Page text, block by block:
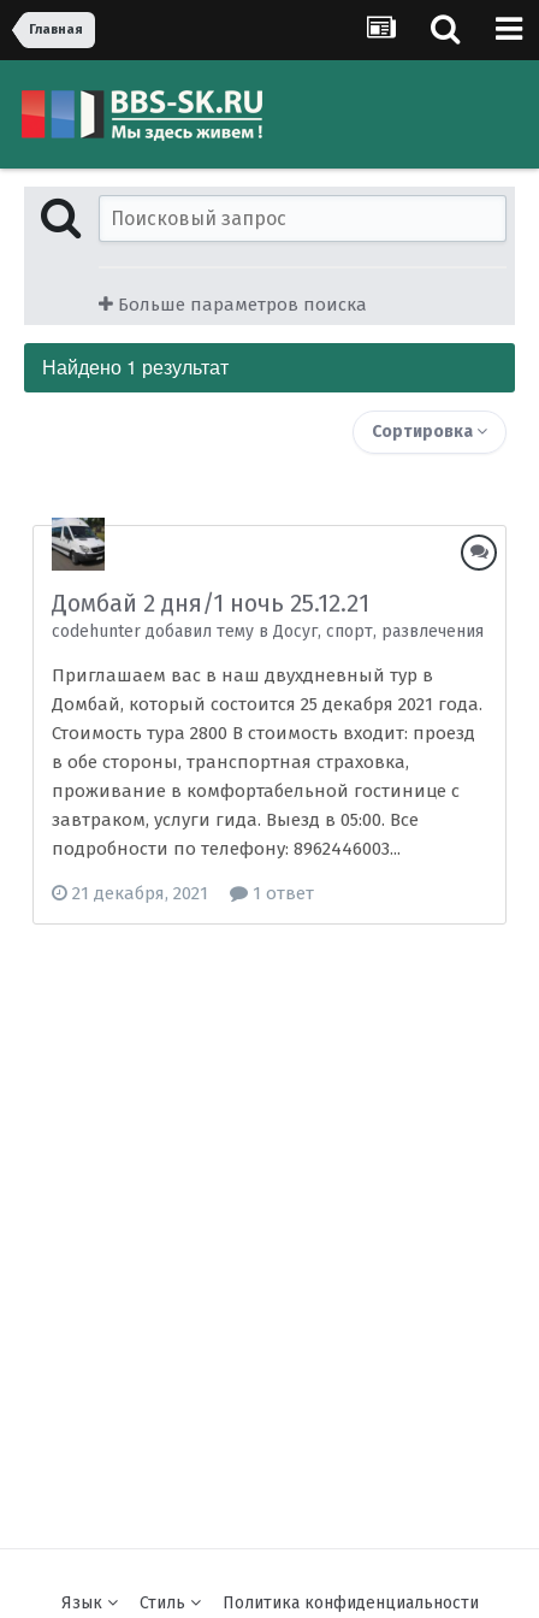
Главная
Больше параметров поиска
Найдено 1 результат
Сортировка
Домбай 2 дня/1 ночь 25.12.21
codehunter добавил тему в Досуг, спорт, развлечения
Приглашаем вас в наш двухдневный тур в
Домбай, который состоится 25 декабря 2021 года.
Стоимость тура 2800 В стоимость входит: проезд
в обе стороны, транспортная страховка,
проживание в комфортабельной гостинице с
завтраком, услуги гида. Выезд в 05:00. Все
подробности по телефону: 8962446003...
21 декабря, 2021 1 ответ
Язык Стиль Политика конфиденциальности